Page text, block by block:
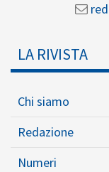
LA RIVISTA
Chi siamo
Redazione
Numeri